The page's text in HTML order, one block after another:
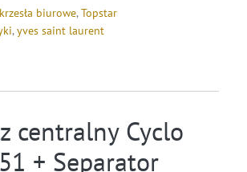
biurowe, Topstar
, yves saint laurent
centralny Cyclo
+ Separator